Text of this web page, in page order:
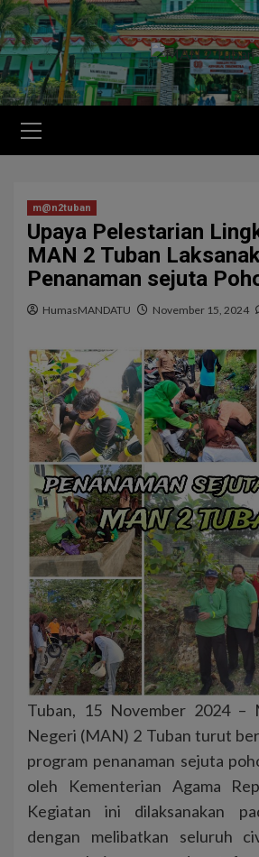
m@n2tuban
Upaya Pelestarian
MAN 2 Tuban
Penanaman sejuta
HumasMANDATU November 15, 2024
Tuban, 15 November 2024 –
Negeri (MAN) 2 Tuban turut
program penanaman sejuta
oleh Kementerian Agama
Kegiatan ini dilaksanakan
dengan melibatkan seluruh